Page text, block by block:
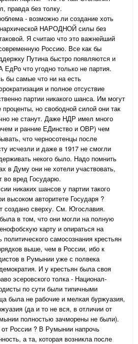
правда без толку.
- возможно ли создание хоть
НАРОДНОЙ силы без
Я считаю что это важнейший
Россию. Все как бы
Путина быстро появляются и
ЕдРо что угодно только не партия.
бы самые что ни на есть
и полное отсуствие
партии никакого шанса. Им могут
но свободной силой они так
не станут. Даже НДР имел много
и ранние ЕДинство и ОВР) чем
что черносотенцы после
исчезли и даже в 1917 не смогли
некого было. Надо помнить
в Думу они не хотели участвовать,
во вред Государю.
никаких шансов у партии такого
высоком авторитете Государя ?
создано сверху. См. Югославия.
в том, что они могли на полную
карту и опираться на
самосознания крестьян
выше, чем в России, ибо к
в Румынии уже с полвека
И у крестьян была своя
эсеровского толка - Национал-
по сути были типичными
была не рабочие и мелкая буржуазия,
(да и то не вся, в отличии от
полностью зачморены не были).
России ? В Румынии напрочь
а та, которая возникла после